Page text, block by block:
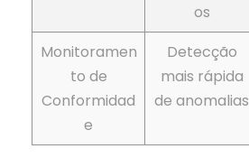
os
Monitoramen
to de
Conformidad
e
Detecção
mais rápida
de anomalias